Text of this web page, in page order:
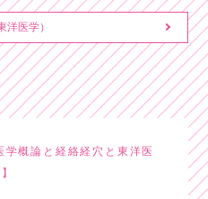
洋医学）
概論と経絡経穴と東洋医